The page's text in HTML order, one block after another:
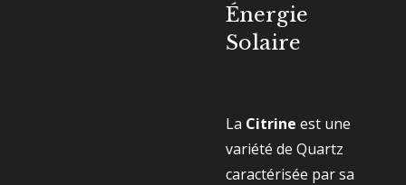
Énergie
Solaire
La Citrine est une
variété de Quartz
caractérisée par sa